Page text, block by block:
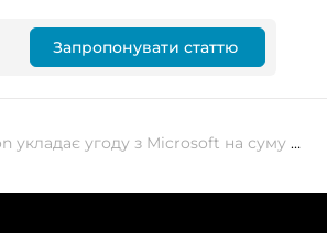
Запропонувати статтю
Amazon укладає угоду з Microsoft на суму $1 мільярд на хмарні інструменти Microsoft 365